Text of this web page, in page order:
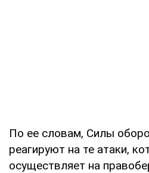
По ее словам, Силы
реагируют на те атаки,
осуществляет на